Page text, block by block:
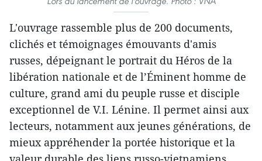
L'ouvrage rassemble plus de 200 documents,
clichés et témoignages émouvants d'amis
russes, dépeignant le portrait du Héros de la
libération nationale et de l’Éminent homme de
culture, grand ami du peuple russe et disciple
exceptionnel de V.I. Lénine. Il permet ainsi aux
lecteurs, notamment aux jeunes générations, de
mieux appréhender la portée historique et la